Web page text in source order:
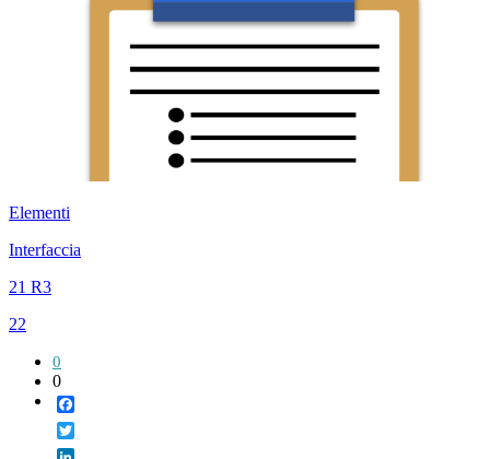
Elementi
Interfaccia
21 R3
22
0
0